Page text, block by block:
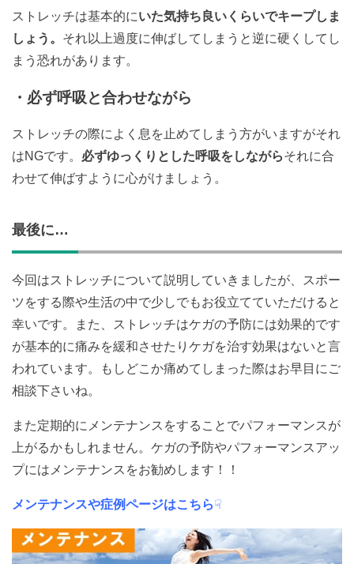
ストレッチは基本的にいた気持ち良いくらいでキープしま
しょう。 それ以上過度に伸ばしてしまうと逆に硬くしてし
まう恐れがあります。
・必ず呼吸と合わせながら
ストレッチの際によく息を止めてしまう方がいますがそれ
はNGです。 必ずゆっくりとした呼吸をしながらそれに合
わせて伸ばすように心がけましょう。
最後に…
今回はストレッチについて説明していきましたが、スポー
ツをする際や生活の中で少しでもお役立てていただけると
幸いです。また、ストレッチはケガの予防には効果的です
が基本的に痛みを緩和させたりケガを治す効果はないと言
われています。もしどこか痛めてしまった際はお早目にご
相談下さいね。
また定期的にメンテナンスをすることでパフォーマンスが
上がるかもしれません。ケガの予防やパフォーマンスアッ
プにはメンテナンスをお勧めします！！
メンテナンスや症例ページはこちら☟